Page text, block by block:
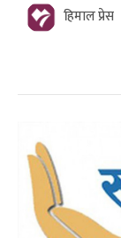
हिमाल प्रेस